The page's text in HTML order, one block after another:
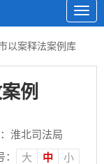
以案释法案例库
例
淮北司法局
大 中 小